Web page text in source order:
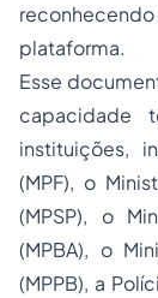
plataforma.
Esse
capacidade
instituições,
(MPF), o
(MPSP), o
(MPBA), o
(MPPB), a